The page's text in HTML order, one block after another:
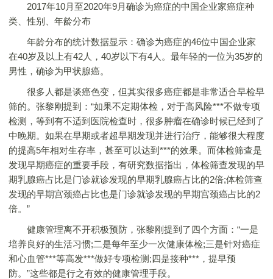
2017年10月至2020年9月确诊为癌症的中国企业家癌症种
类、性别、年龄分布
年龄分布的统计数据显示：确诊为癌症的46位中国企业家
在40岁及以上有42人，40岁以下有4人。最年轻的一位为35岁的
男性，确诊为甲状腺癌。
很多人都是谈癌色变，但其实很多癌症都是非常适合早检早
筛的。张黎刚提到：“如果不定期体检，对于高风险***不做专项
检测，等到有不适到医院检查时，很多肿瘤在确诊时候已经到了
中晚期。如果在早期或者超早期发现并进行治疗，能够很大程度
的提高5年相对生存率，甚至可以达到***的效果。而体检筛查是
发现早期癌症的重要手段，有研究数据指出，体检筛查发现的早
期乳腺癌占比是门诊就诊发现的早期乳腺癌占比的2倍;体检筛查
发现的早期宫颈癌占比也是门诊就诊发现的早期宫颈癌占比的2
倍。”
健康管理离不开积极预防，张黎刚提到了四个方面：“一是
培养良好的生活习惯;二是每年至少一次健康体检;三是针对癌症
和心血管***等高发***做好专项检测;四是接种***，提早预
防。”这些都是行之有效的健康管理手段。